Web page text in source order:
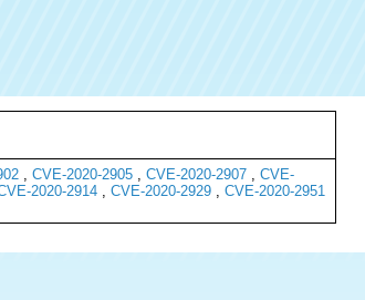
, CVE-2020-2905, CVE-2020-2907, CVE-
2020-2914, CVE-2020-2929, CVE-2020-2951